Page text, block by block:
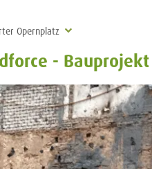
Opernplatz
-